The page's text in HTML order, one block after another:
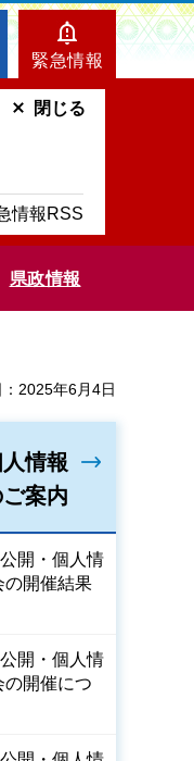
緊急情報
情報RSS
閉じる
県政情報
2025年6月4日
情報
案内
開・個人情
の開催結果
開・個人情
の開催につ